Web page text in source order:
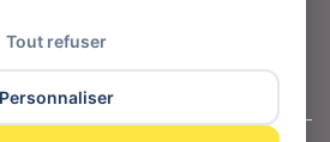
Tout refuser
Personnaliser